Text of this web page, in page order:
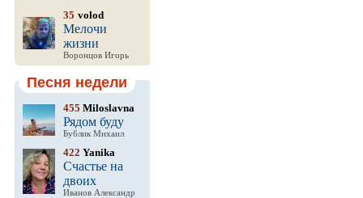
35 volod
Мелочи
жизни
Воронцов Игорь
Песня недели
455 Miloslavna
Рядом буду
Бублик Михаил
422 Yanika
Счастье на
двоих
Иванов Александр